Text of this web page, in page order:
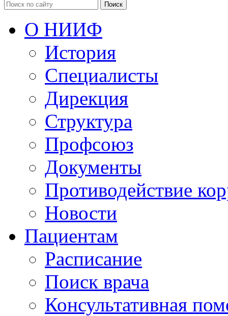
Поиск
О НИИФ
История
Специалисты
Дирекция
Структура
Профсоюз
Документы
Противодействие
Новости
Пациентам
Расписание
Поиск врача
Консультативная